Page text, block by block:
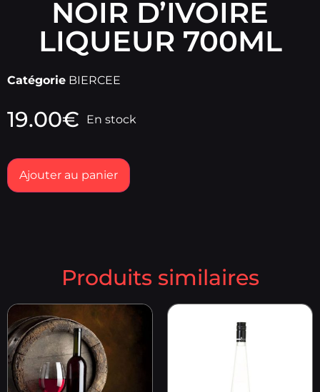
NOIR D’IVOIRE
LIQUEUR 700ML
Catégorie BIERCEE
19.00€ En stock
Ajouter au panier
Produits similaires